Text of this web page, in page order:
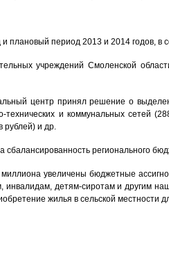
плановый период 2013 и 2014
учреждений Смоленской
центр принял решение о
и коммунальных сетей
рублей) и др.
сбалансированность регионального
увеличены бюджетные
детям-сиротам и другим
жилья в сельской местности